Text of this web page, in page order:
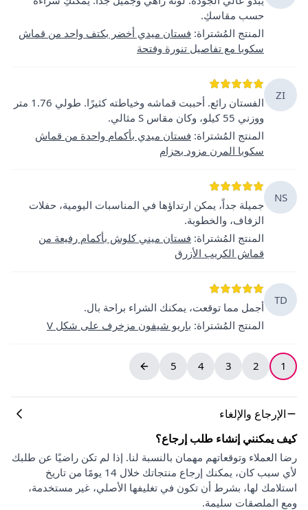
حسب مقاسكِ.
المنتج المُشتراة: فستان ميدي أخضر بكتف واحد من قماش
سكوبا مع تفاصيل تنورة وفتحة
ZI
الفستان رائع. أحببت قماشه وخياطته كثيرًا. طولي 1.76 متر
ووزني 55 كيلو، وكان مقاس S مثالي.
المنتج المُشتراة: فستان ميدي بأكمام واحدة من قماش
سكوبا المرن مزود بحزام
NS
جميلة جداً، يمكن ارتداؤها في المناسبات اليومية، حفلات
الزفاف، والخطوبة.
المنتج المُشتراة: فستان ميني كلوش بأكمام رفيعة من
قماش الكريب الأزرق
TD
أجمل مما توقعت، يمكنك الشراء براحة بال.
المنتج المُشتراة: باريو شيفون مزخرف على شكل V
1
2
3
4
5
الإرجاع والإلغاء
كيف يمكنني إنشاء طلب إرجاع؟
رضا العملاء وتوقعاتهم مهمان بالنسبة لنا. إذا لم تكن راضيًا عن طلبك
لأي سبب كان، يمكنك إرجاع منتجاتك خلال 14 يومًا من تاريخ
استلامك لها، بشرط أن تكون في تغليفها الأصلي، غير مستخدمة،
ومع الملصقات سليمة.